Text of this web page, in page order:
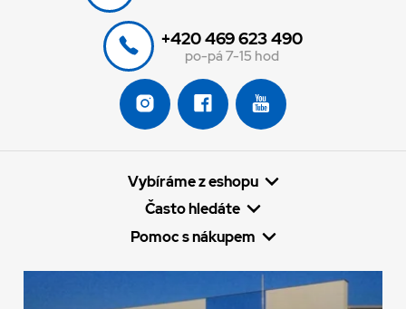
+420 469 623 490
po-pá 7-15 hod
Vybíráme z eshopu
Často hledáte
Pomoc s nákupem